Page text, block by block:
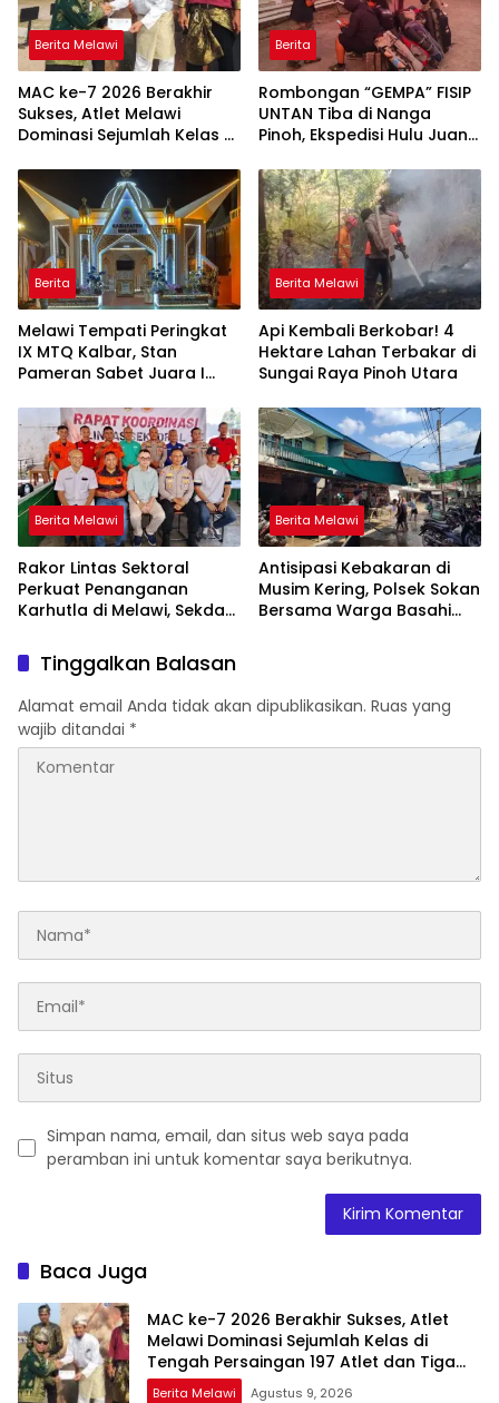
Berita Melawi
MAC ke-7 2026 Berakhir
Sukses, Atlet Melawi
Dominasi Sejumlah Kelas di
Atlet dan Tiga Pemanah
Malaysia
Berita
Rombongan “GEMPA” FISIP
UNTAN Tiba di Nanga
Pinoh, Ekspedisi Hulu Juang
Lanjutkan Perjalanan ke
Pedalaman Melawi
Berita
Melawi Tempati Peringkat
IX MTQ Kalbar, Stan
Pameran Sabet Juara I
Berita Melawi
Api Kembali Berkobar! 4
Hektare Lahan Terbakar di
Sungai Raya Pinoh Utara
Berita Melawi
Rakor Lintas Sektoral
Perkuat Penanganan
Karhutla di Melawi, Sekda
Tingkatkan Kewaspadaan
Berita Melawi
Antisipasi Kebakaran di
Musim Kering, Polsek Sokan
Bersama Warga Basahi
Tinggalkan Balasan
Alamat email Anda tidak akan dipublikasikan. Ruas yang
wajib ditandai *
Simpan nama, email, dan situs web saya pada
peramban ini untuk komentar saya berikutnya.
Baca Juga
MAC ke-7 2026 Berakhir Sukses, Atlet
Melawi Dominasi Sejumlah Kelas di
Tengah Persaingan 197 Atlet dan Tiga
Pemanah Malaysia
Berita Melawi Agustus 9, 2026